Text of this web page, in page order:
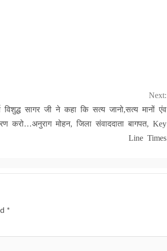
Next:
विशुद्ध सागर जी ने कहा कि सत्य जानो,सत्य मानों एंव
करो…अनुराग मोहन, जिला संवाददाता बागपत, Key
Line Times
*